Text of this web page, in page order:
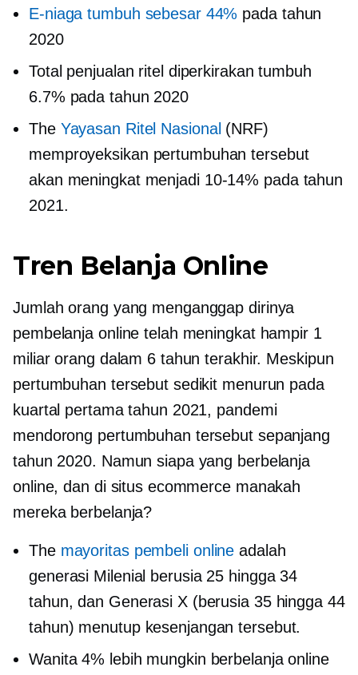
E-niaga tumbuh sebesar 44% pada tahun
2020
Total penjualan ritel diperkirakan tumbuh
6.7% pada tahun 2020
The Yayasan Ritel Nasional (NRF)
memproyeksikan pertumbuhan tersebut
akan meningkat menjadi 10-14% pada tahun
2021.
Tren Belanja Online
Jumlah orang yang menganggap dirinya
pembelanja online telah meningkat hampir 1
miliar orang dalam 6 tahun terakhir. Meskipun
pertumbuhan tersebut sedikit menurun pada
kuartal pertama tahun 2021, pandemi
mendorong pertumbuhan tersebut sepanjang
tahun 2020. Namun siapa yang berbelanja
online, dan di situs ecommerce manakah
mereka berbelanja?
The mayoritas pembeli online adalah
generasi Milenial berusia 25 hingga 34
tahun, dan Generasi X (berusia 35 hingga 44
tahun) menutup kesenjangan tersebut.
Wanita 4% lebih mungkin berbelanja online